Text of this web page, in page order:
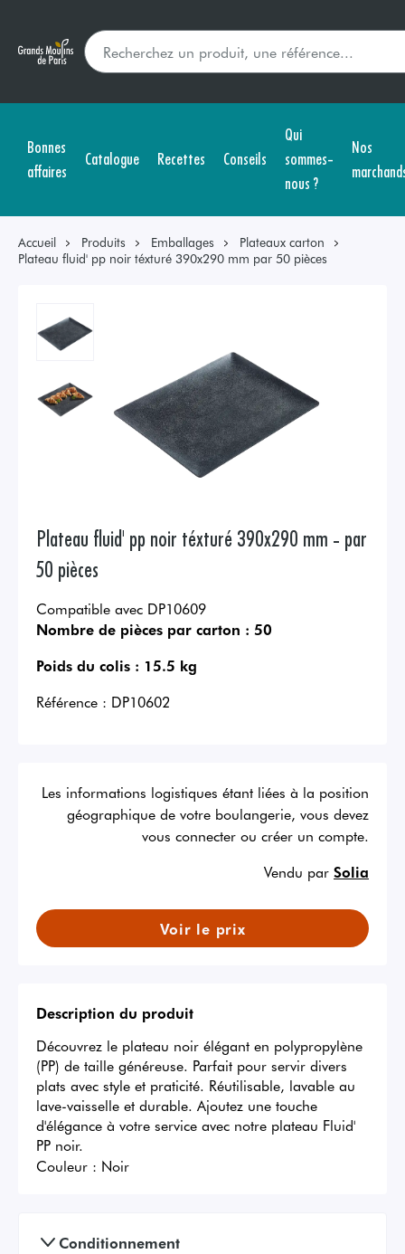
Bonnes
affaires
Catalogue Recettes Conseils
Qui
sommes-
nous ?
Nos
Accueil Produits Emballages
Plateaux carton
Plateau fluid' pp noir téxturé 390x290 mm par 50 pièces
Plateau fluid' pp noir téxturé 390x290 mm - par
50 pièces
Compatible avec DP10609
Nombre de pièces par carton : 50
Poids du colis : 15.5 kg
Référence : DP10602
Les informations logistiques étant liées à la position
géographique de votre boulangerie, vous devez
vous connecter ou créer un compte.
Vendu par Solia
Voir le prix
Description du produit
Découvrez le plateau noir élégant en polypropylène
(PP) de taille généreuse. Parfait pour servir divers
plats avec style et praticité. Réutilisable, lavable au
lave-vaisselle et durable. Ajoutez une touche
d'élégance à votre service avec notre plateau Fluid'
PP noir.
Couleur : Noir
Conditionnement